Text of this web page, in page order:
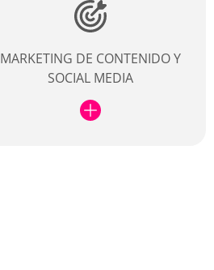
MARKETING DE CONTENIDO Y
SOCIAL MEDIA